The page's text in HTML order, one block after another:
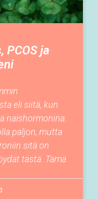
PCOS ja
eli siitä, kun
naishormonina.
paljon, mutta
sitä on
tästä. Tämä